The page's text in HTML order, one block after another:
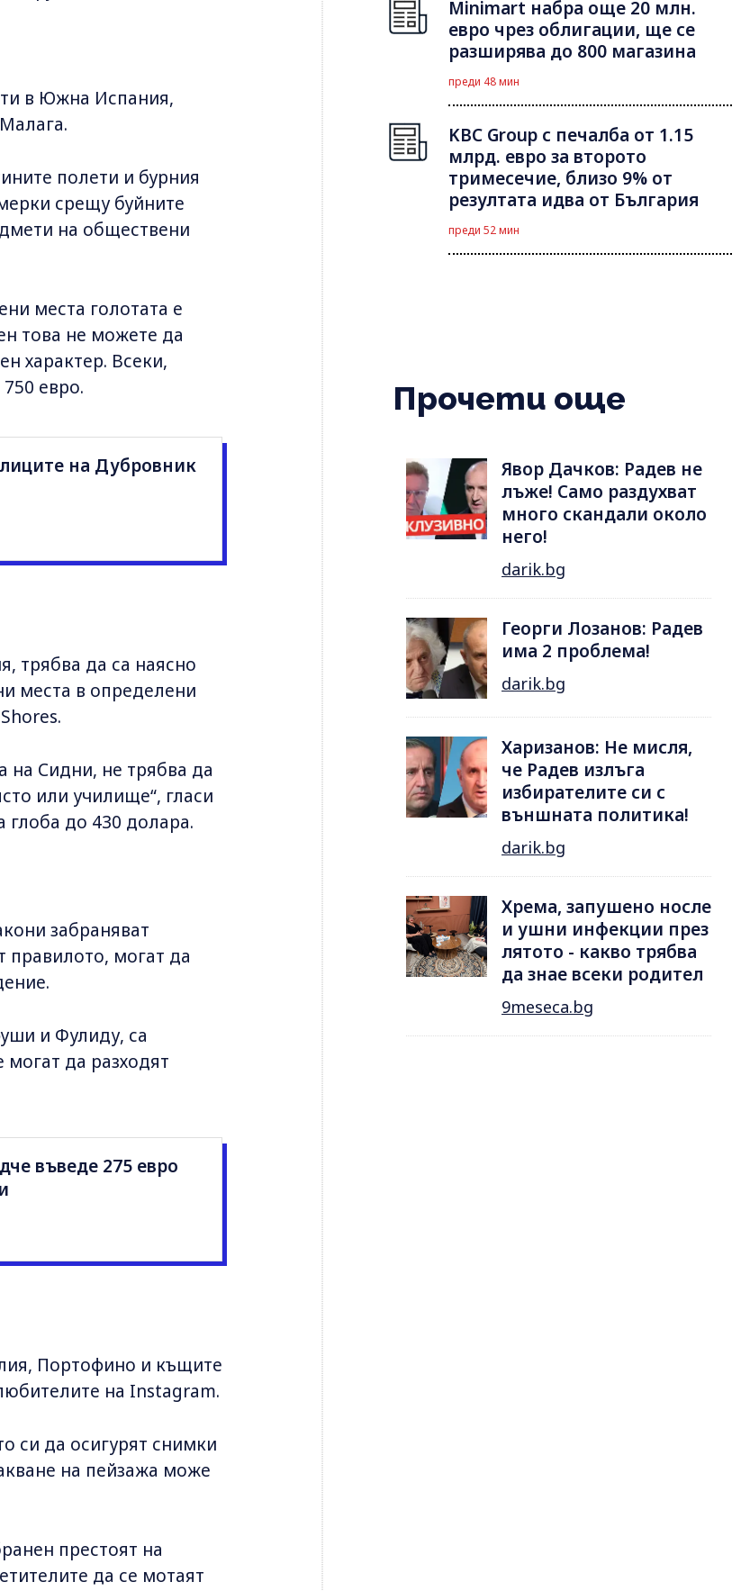
в Южна Испания,
полети и бурния
срещу буйните
на обществени
места голотата е
това не можете да
характер. Всеки,
евро.
на Дубровник
трябва да са наясно
места в определени
Сидни, не трябва да
или училище“, гласи
глоба до 430 долара.
забраняват
правилото, могат да
и Фулиду, са
да разходят
въведе 275 евро
Портофино и къщите
на Instagram.
си да осигурят снимки
на пейзажа може
престоят на
да се мотаят
Minimart набра още 20 млн.
евро чрез облигации, ще се
разширява до 800 магазина
преди 48 мин
KBC Group с печалба от 1.15
млрд. евро за второто
тримесечие, близо 9% от
резултата идва от България
преди 52 мин
Прочети още
Явор Дачков: Радев не
лъже! Само раздухват
много скандали около
него!
darik.bg
Георги Лозанов: Радев
има 2 проблема!
darik.bg
Харизанов: Не мисля,
че Радев излъга
избирателите си с
външната политика!
darik.bg
Хрема, запушено носле
и ушни инфекции през
лятотo - какво трябва
да знае всеки родител
9meseca.bg